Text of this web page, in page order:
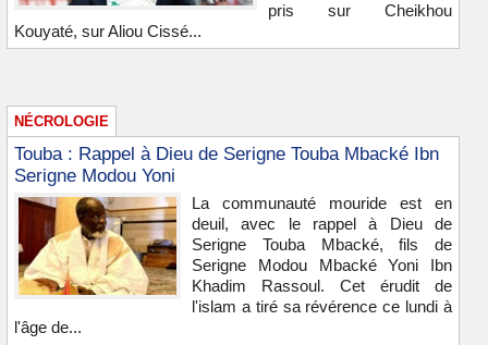
pris sur Cheikhou
Kouyaté, sur Aliou Cissé...
NÉCROLOGIE
Touba : Rappel à Dieu de Serigne Touba Mbacké Ibn
Serigne Modou Yoni
La communauté mouride est en
deuil, avec le rappel à Dieu de
Serigne Touba Mbacké, fils de
Serigne Modou Mbacké Yoni Ibn
Khadim Rassoul. Cet érudit de
l'islam a tiré sa révérence ce lundi à
l'âge de...